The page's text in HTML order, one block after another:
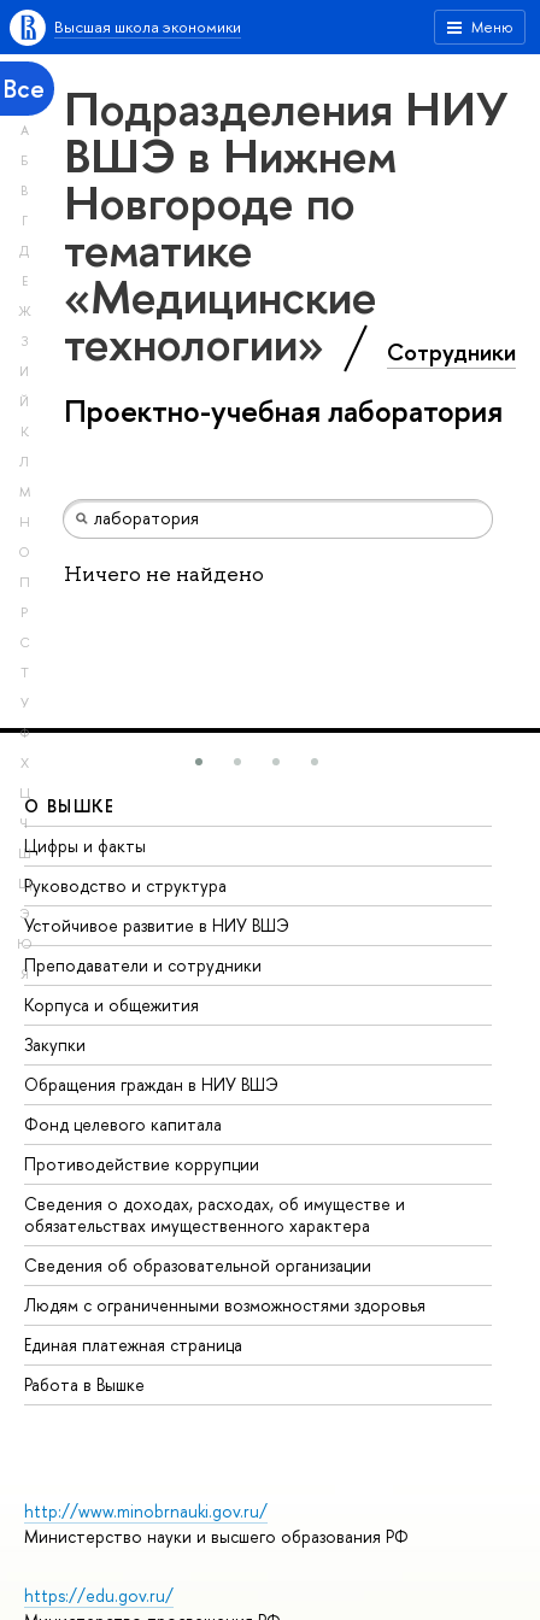
Меню
Высшая школа экономики
Все
А
Б
В
Г
Д
Е
Ж
З
И
Й
К
Л
М
Н
О
П
Р
С
Т
У
Ф
Х
Ц
Ч
Ш
Щ
Э
Ю
Я
Подразделения НИУ
ВШЭ в Нижнем
Новгороде по
тематике
«Медицинские
технологии» Сотрудники
Проектно-учебная лаборатория
Ничего не найдено
О ВЫШКЕ
Цифры и факты
Руководство и структура
Устойчивое развитие в НИУ ВШЭ
Преподаватели и сотрудники
Корпуса и общежития
Закупки
Обращения граждан в НИУ ВШЭ
Фонд целевого капитала
Противодействие коррупции
Сведения о доходах, расходах, об имуществе и
обязательствах имущественного характера
Сведения об образовательной организации
Людям с ограниченными возможностями здоровья
Единая платежная страница
Работа в Вышке
http://www.minobrnauki.gov.ru/
Министерство науки и высшего образования РФ
https://edu.gov.ru/